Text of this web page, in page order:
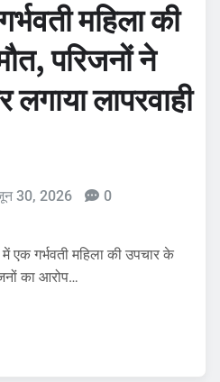
महिला की
परिजनों ने
लगाया लापरवाही
30, 2026 0
एक गर्भवती महिला की उपचार के
का आरोप…